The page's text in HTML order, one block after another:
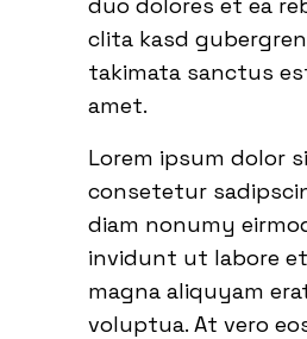
clita kasd
takimata sanctus
amet.
Lorem ipsum dolor
consetetur
diam nonumy
invidunt ut labore
magna aliquyam
voluptua. At vero